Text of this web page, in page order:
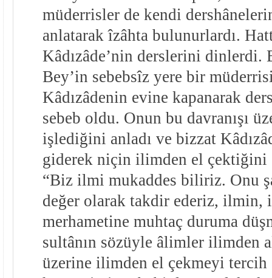
müderrisler de kendi
anlatarak îzâhta bulunurlardı.
Kâdızâde’nin derslerini dinlerdi.
Bey’in sebebsîz yere bir
Kâdızâdenin evine kapanarak
sebeb oldu. Onun bu davranışı
işlediğini anladı ve bizzat
giderek niçin ilimden el çektiğini
“Biz ilmi mukaddes biliriz. Onu
değer olarak takdir ederiz, ilmin,
merhametine muhtaç duruma
sultânın sözüyle âlimler ilimden
üzerine ilimden el çekmeyi